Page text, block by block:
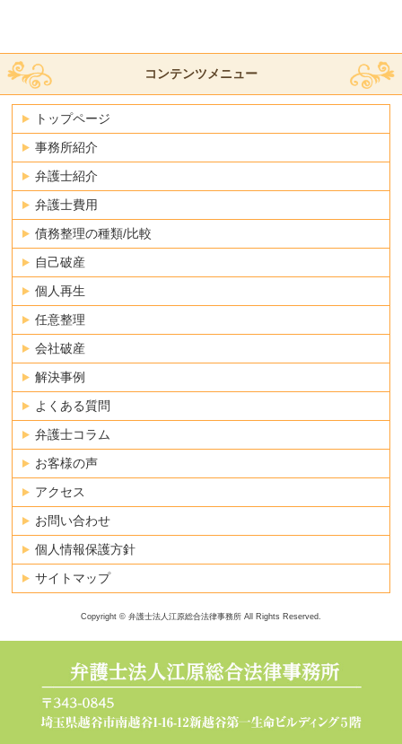
コンテンツメニュー
トップページ
事務所紹介
弁護士紹介
弁護士費用
債務整理の種類/比較
自己破産
個人再生
任意整理
会社破産
解決事例
よくある質問
弁護士コラム
お客様の声
アクセス
お問い合わせ
個人情報保護方針
サイトマップ
Copyright © 弁護士法人江原総合法律事務所 All Rights Reserved.